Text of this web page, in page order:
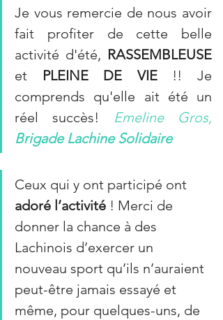
Je vous remercie de nous avoir
fait profiter de cette belle
activité d'été, RASSEMBLEUSE
et PLEINE DE VIE !! Je
comprends qu'elle ait été un
réel succès!
Brigade Lachine Solidaire
Ceux qui y ont participé ont
adoré l’activité ! Merci de
donner la chance à des
Lachinois d’exercer un
nouveau sport qu’ils n’auraient
peut-être jamais essayé et
même, pour quelques-uns, de